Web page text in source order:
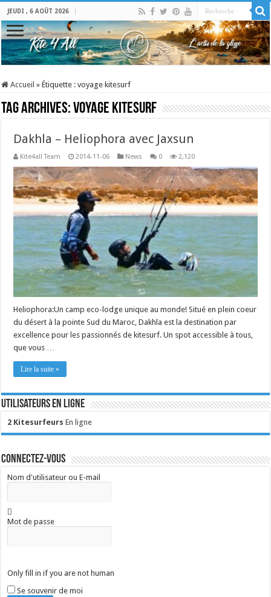
JEUDI , 6 AOÛT 2026
Accueil » Étiquette :voyage kitesurf
Tag Archives:voyage kitesurf
Dakhla – Heliophora avec Jaxsun
Kite4all Team 2014-11-06 News 0 2,120
Heliophora:Un camp eco-lodge unique au monde! Situé en plein coeur
du désert à la pointe Sud du Maroc, Dakhla est la destination par
excellence pour les passionnés de kitesurf. Un spot accessible à tous,
que vous …
Lire la suite »
Utilisateurs en ligne
2 Kitesurfeurs En ligne
Connectez-vous
Nom d'utilisateur ou E-mail
Mot de passe
Only fill in if you are not human
Se souvenir de moi